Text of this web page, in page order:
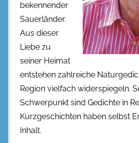
bekennender
Sauerländer.
Aus dieser
Liebe zu
seiner Heimat
entstehen zahlreiche
Region vielfach widerspiegeln.
Schwerpunkt sind Gedichte in
Kurzgeschichten haben selbst
Inhalt.